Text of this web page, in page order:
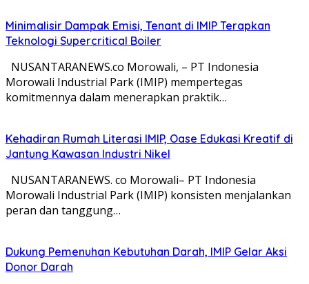
Minimalisir Dampak Emisi, Tenant di IMIP Terapkan
Teknologi Supercritical Boiler
NUSANTARANEWS.co Morowali, – PT Indonesia
Morowali Industrial Park (IMIP) mempertegas
komitmennya dalam menerapkan praktik…
Kehadiran Rumah Literasi IMIP, Oase Edukasi Kreatif di
Jantung Kawasan Industri Nikel
NUSANTARANEWS. co Morowali– PT Indonesia
Morowali Industrial Park (IMIP) konsisten menjalankan
peran dan tanggung…
Dukung Pemenuhan Kebutuhan Darah, IMIP Gelar Aksi
Donor Darah